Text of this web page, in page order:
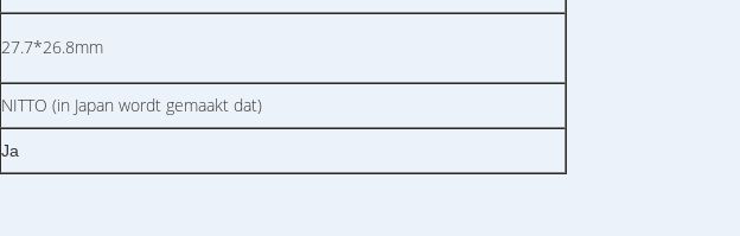
27.7*26.8mm
NITTO (in Japan wordt gemaakt dat)
Ja